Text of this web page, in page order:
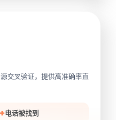
交叉验证，提供高准确率直
电话被找到